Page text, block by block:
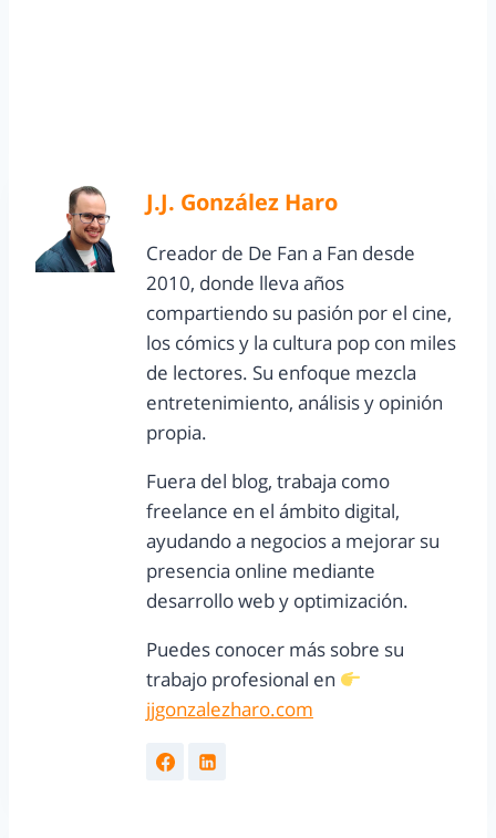
J.J. González Haro
Creador de De Fan a Fan desde
2010, donde lleva años
compartiendo su pasión por el cine,
los cómics y la cultura pop con miles
de lectores. Su enfoque mezcla
entretenimiento, análisis y opinión
propia.
Fuera del blog, trabaja como
freelance en el ámbito digital,
ayudando a negocios a mejorar su
presencia online mediante
desarrollo web y optimización.
Puedes conocer más sobre su
trabajo profesional en
jjgonzalezharo.com